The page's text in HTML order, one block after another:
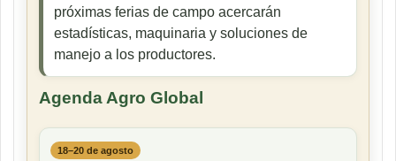
próximas ferias de campo acercarán
estadísticas, maquinaria y soluciones de
manejo a los productores.
Agenda Agro Global
18–20 de agosto